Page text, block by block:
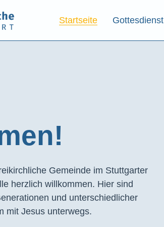
Startseite Gottesdienst
Gemeinde im Stuttgarter
herzlich willkommen. Hier sind
und unterschiedlicher
mit Jesus unterwegs.